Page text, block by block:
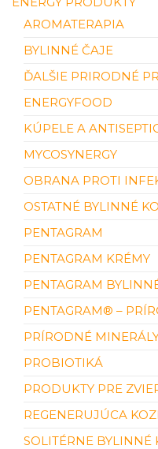
AROMATERAPIA
BYLINNÉ ČAJE
ĎALŠIE PRIRODNÉ
ENERGYFOOD
KÚPELE A
MYCOSYNERGY
OBRANA PROTI
OSTATNÉ BYLINNÉ
PENTAGRAM
PENTAGRAM KRÉMY
PENTAGRAM
PENTAGRAM® –
PRÍRODNÉ
PROBIOTIKÁ
PRODUKTY PRE
REGENERUJÚCA
SOLITÉRNE BYLINNÉ